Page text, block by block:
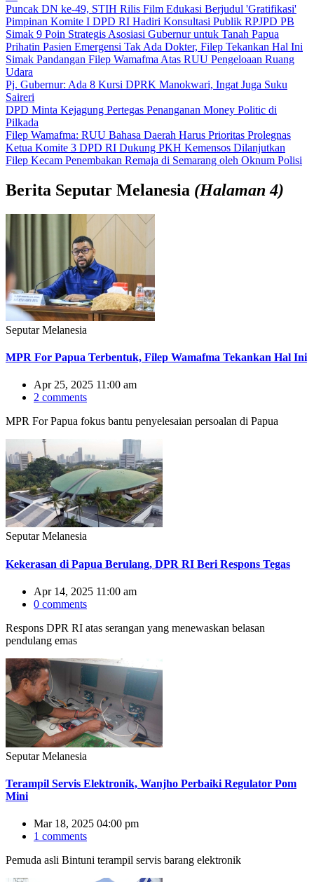
Puncak DN ke-49, STIH Rilis Film Edukasi Berjudul 'Gratifikasi'
Pimpinan Komite I DPD RI Hadiri Konsultasi Publik RPJPD PB
Simak 9 Poin Strategis Asosiasi Gubernur untuk Tanah Papua
Prihatin Pasien Emergensi Tak Ada Dokter, Filep Tekankan Hal Ini
Simak Pandangan Filep Wamafma Atas RUU Pengeloaan Ruang
Udara
Pj. Gubernur: Ada 8 Kursi DPRK Manokwari, Ingat Juga Suku
Saireri
DPD Minta Kejagung Pertegas Penanganan Money Politic di
Pilkada
Filep Wamafma: RUU Bahasa Daerah Harus Prioritas Prolegnas
Ketua Komite 3 DPD RI Dukung PKH Kemensos Dilanjutkan
Filep Kecam Penembakan Remaja di Semarang oleh Oknum Polisi
Berita Seputar Melanesia (Halaman 4)
Seputar Melanesia
MPR For Papua Terbentuk, Filep Wamafma Tekankan Hal Ini
Apr 25, 2025 11:00 am
2 comments
MPR For Papua fokus bantu penyelesaian persoalan di Papua
Seputar Melanesia
Kekerasan di Papua Berulang, DPR RI Beri Respons Tegas
Apr 14, 2025 11:00 am
0 comments
Respons DPR RI atas serangan yang menewaskan belasan
pendulang emas
Seputar Melanesia
Terampil Servis Elektronik, Wanjho Perbaiki Regulator Pom
Mini
Mar 18, 2025 04:00 pm
1 comments
Pemuda asli Bintuni terampil servis barang elektronik